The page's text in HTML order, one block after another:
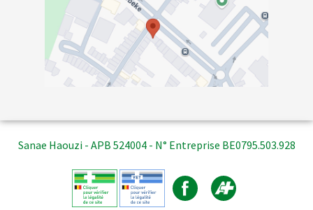
Sanae Haouzi - APB 524004 - N° Entreprise BE0795.503.928